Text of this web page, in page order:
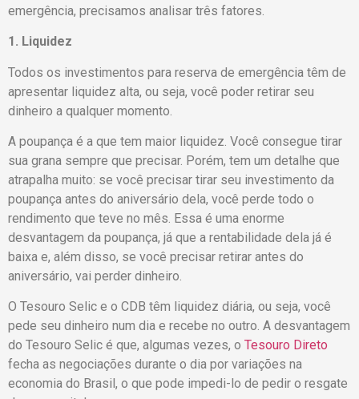
emergência, precisamos analisar três fatores.
1. Liquidez
Todos os investimentos para reserva de emergência têm de
apresentar liquidez alta, ou seja, você poder retirar seu
dinheiro a qualquer momento.
A poupança é a que tem maior liquidez. Você consegue tirar
sua grana sempre que precisar. Porém, tem um detalhe que
atrapalha muito: se você precisar tirar seu investimento da
poupança antes do aniversário dela, você perde todo o
rendimento que teve no mês. Essa é uma enorme
desvantagem da poupança, já que a rentabilidade dela já é
baixa e, além disso, se você precisar retirar antes do
aniversário, vai perder dinheiro.
O Tesouro Selic e o CDB têm liquidez diária, ou seja, você
pede seu dinheiro num dia e recebe no outro. A desvantagem
do Tesouro Selic é que, algumas vezes, o Tesouro Direto
fecha as negociações durante o dia por variações na
economia do Brasil, o que pode impedi-lo de pedir o resgate